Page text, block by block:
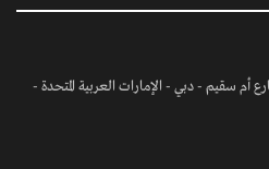
أم سقيم - دبي - الإمارات العربية المتحدة -